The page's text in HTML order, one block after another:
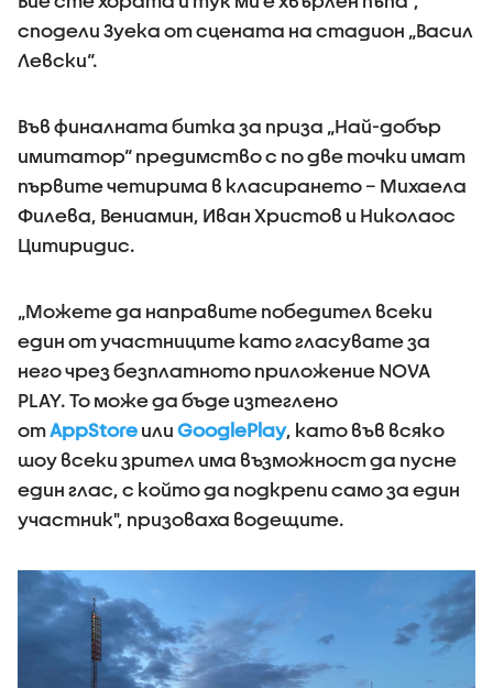
сподели Зуека от сцената на стадион „Васил
Левски“.
Във финалната битка за приза „Най-добър
имитатор“ предимство с по две точки имат
първите четирима в класирането – Михаела
Филева, Вениамин, Иван Христов и Николаос
Цитиридис.
„Можете да направите победител всеки
един от участниците като гласувате за
него чрез безплатното приложение NOVA
PLAY. То може да бъде изтеглено
от AppStore или GooglePlay, като във всяко
шоу всеки зрител има възможност да пусне
един глас, с който да подкрепи само за един
участник", призоваха водещите.